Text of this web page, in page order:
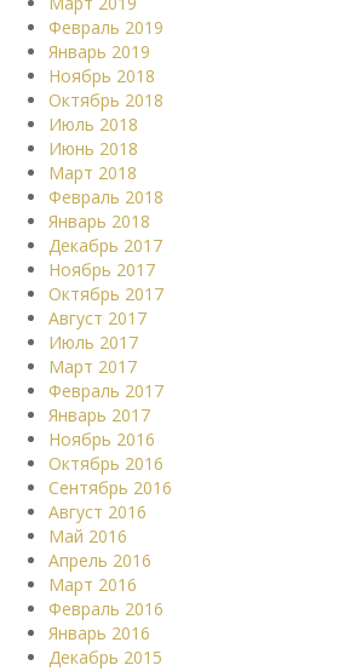
Февраль 2019
Январь 2019
Ноябрь 2018
Октябрь 2018
Июль 2018
Июнь 2018
Март 2018
Февраль 2018
Январь 2018
Декабрь 2017
Ноябрь 2017
Октябрь 2017
Август 2017
Июль 2017
Март 2017
Февраль 2017
Январь 2017
Ноябрь 2016
Октябрь 2016
Сентябрь 2016
Август 2016
Май 2016
Апрель 2016
Март 2016
Февраль 2016
Январь 2016
Декабрь 2015